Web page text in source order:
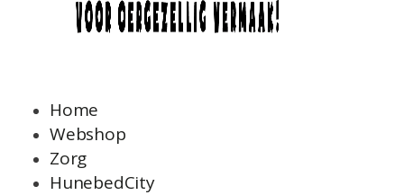
Home
Webshop
Zorg
HunebedCity